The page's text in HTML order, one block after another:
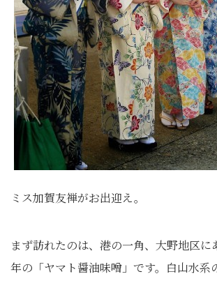
ミス加賀友禅がお出迎え。
まず訪れたのは、港の一角、大野地区に
年の「ヤマト醤油味噌」です。白山水系